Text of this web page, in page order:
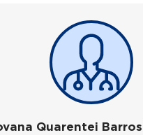
Quarentei